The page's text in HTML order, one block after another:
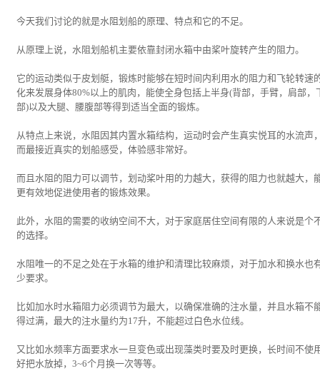
今天我们讨论的就是水阻划船的原理、特点和它的不足。
从原理上说，水阻划船机主要依靠封闭水箱中由桨叶旋转产生的阻力。
它的运动类似于皮划艇，锻炼时能够在短时间内利用水的阻力和飞轮转速
化来发展身体80%以上的肌肉，能使全身包括上半身(背部，手臂，肩部，
部)以及大腿、腰腹部等得到适当全面的锻炼。
从特点上来说，水阻因其内置水箱结构，运动时会产生真实悦耳的水流声
而最接近真实的划船感受，体验感非常好。
而且水阻的阻力可以调节，划动桨叶用的力越大，获得的阻力也就越大，
更有效地促进使用者的锻炼效果。
此外，水阻的需要的收纳空间不大，对于家庭居住空间有限的人来说是个
的选择。
水阻唯一的不足之处在于水箱的维护和清理比较麻烦，对于加水和换水也
少要求。
比如加水时水箱阻力必须调节为最大，以确保准确的注水量，并且水箱不
得过满，最大的注水量约为17升，不能超过白色水位线。
又比如水频率方面要求水一旦变色或出现藻类时要及时更换，长时间不使
好把水放掉，3~6个月换一次等等。